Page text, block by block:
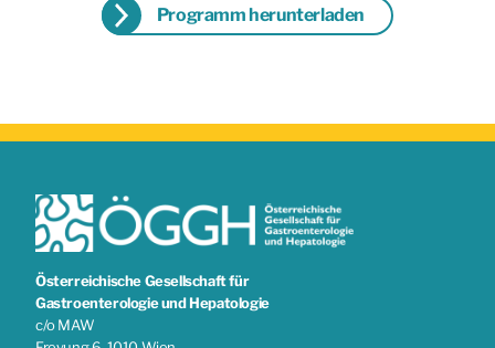
Programm herunterladen
Österreichische Gesellschaft für
Gastroenterologie und Hepatologie
c/o MAW